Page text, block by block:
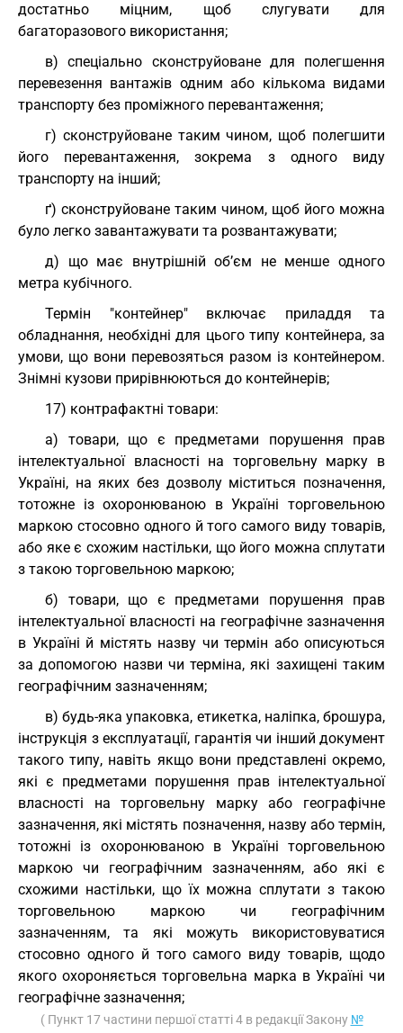
достатньо міцним, щоб слугувати для
багаторазового використання;
в) спеціально сконструйоване для полегшення
перевезення вантажів одним або кількома видами
транспорту без проміжного перевантаження;
г) сконструйоване таким чином, щоб полегшити
його перевантаження, зокрема з одного виду
транспорту на інший;
ґ) сконструйоване таким чином, щоб його можна
було легко завантажувати та розвантажувати;
д) що має внутрішній об’єм не менше одного
метра кубічного.
Термін "контейнер" включає приладдя та
обладнання, необхідні для цього типу контейнера, за
умови, що вони перевозяться разом із контейнером.
Знімні кузови прирівнюються до контейнерів;
17) контрафактні товари:
а) товари, що є предметами порушення прав
інтелектуальної власності на торговельну марку в
Україні, на яких без дозволу міститься позначення,
тотожне із охоронюваною в Україні торговельною
маркою стосовно одного й того самого виду товарів,
або яке є схожим настільки, що його можна сплутати
з такою торговельною маркою;
б) товари, що є предметами порушення прав
інтелектуальної власності на географічне зазначення
в Україні й містять назву чи термін або описуються
за допомогою назви чи терміна, які захищені таким
географічним зазначенням;
в) будь-яка упаковка, етикетка, наліпка, брошура,
інструкція з експлуатації, гарантія чи інший документ
такого типу, навіть якщо вони представлені окремо,
які є предметами порушення прав інтелектуальної
власності на торговельну марку або географічне
зазначення, які містять позначення, назву або термін,
тотожні із охоронюваною в Україні торговельною
маркою чи географічним зазначенням, або які є
схожими настільки, що їх можна сплутати з такою
торговельною маркою чи географічним
зазначенням, та які можуть використовуватися
стосовно одного й того самого виду товарів, щодо
якого охороняється торговельна марка в Україні чи
географічне зазначення;
( Пункт 17 частини першої статті 4 в редакції Закону №